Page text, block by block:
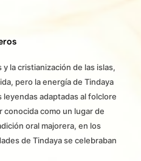
la cristianización de las islas,
pero la energía de Tindaya
adaptadas al folclore
conocida como un lugar de
oral majorera, en los
de Tindaya se celebraban